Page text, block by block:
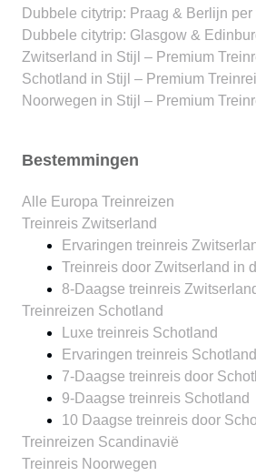
Dubbele citytrip: Praag & Berlijn per
Dubbele citytrip: Glasgow &
Zwitserland in Stijl – Premium
Schotland in Stijl – Premium
Noorwegen in Stijl – Premium
Bestemmingen
Alle Europa Treinreizen
Treinreis Zwitserland
Ervaringen treinreis
Treinreis door Zwitserland in
8-Daagse treinreis
Treinreizen Schotland
Luxe treinreis Schotland
Ervaringen treinreis Schotland
7-Daagse treinreis door
9-Daagse treinreis Schotland
10 Daagse treinreis door
Treinreizen Scandinavië
Treinreis Noorwegen